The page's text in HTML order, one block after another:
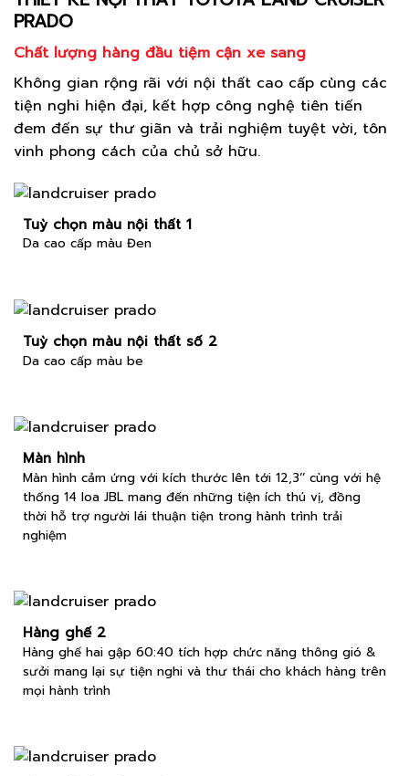
PRADO
Chất lượng hàng đầu tiệm cận xe sang
Không gian rộng rãi với nội thất cao cấp cùng các
tiện nghi hiện đại, kết hợp công nghệ tiên tiến
đem đến sự thư giãn và trải nghiệm tuyệt vời, tôn
vinh phong cách của chủ sở hữu.
Tuỳ chọn màu nội thất 1
Da cao cấp màu Đen
Tuỳ chọn màu nội thất số 2
Da cao cấp màu be
Màn hình
Màn hình cảm ứng với kích thước lên tới 12,3’’ cùng với hệ
thống 14 loa JBL mang đến những tiện ích thú vị, đồng
thời hỗ trợ người lái thuận tiện trong hành trình trải
nghiệm
Hàng ghế 2
Hàng ghế hai gập 60:40 tích hợp chức năng thông gió &
sưởi mang lại sự tiện nghi và thư thái cho khách hàng trên
mọi hành trình